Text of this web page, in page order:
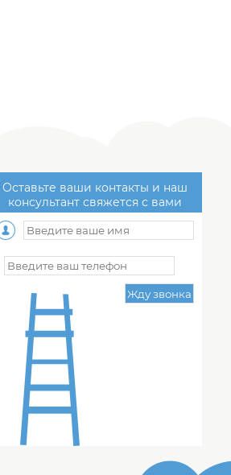
Оставьте ваши контакты и наш
консультант свяжется с вами